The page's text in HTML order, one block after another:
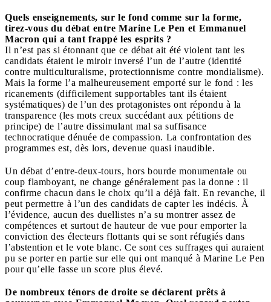
Quels enseignements, sur le fond comme sur la forme,
tirez-vous du débat entre Marine Le Pen et Emmanuel
Macron qui a tant frappé les esprits ?
Il n’est pas si étonnant que ce débat ait été violent tant les
candidats étaient le miroir inversé l’un de l’autre (identité
contre multiculturalisme, protectionnisme contre mondialisme).
Mais la forme l’a malheureusement emporté sur le fond : les
ricanements (difficilement supportables tant ils étaient
systématiques) de l’un des protagonistes ont répondu à la
transparence (les mots creux succédant aux pétitions de
principe) de l’autre dissimulant mal sa suffisance
technocratique dénuée de compassion. La confrontation des
programmes est, dès lors, devenue quasi inaudible.
Un débat d’entre-deux-tours, hors bourde monumentale ou
coup flamboyant, ne change généralement pas la donne : il
confirme chacun dans le choix qu’il a déjà fait. En revanche, il
peut permettre à l’un des candidats de capter les indécis. À
l’évidence, aucun des duellistes n’a su montrer assez de
compétences et surtout de hauteur de vue pour emporter la
conviction des électeurs flottants qui se sont réfugiés dans
l’abstention et le vote blanc. Ce sont ces suffrages qui auraient
pu se porter en partie sur elle qui ont manqué à Marine Le Pen
pour qu’elle fasse un score plus élevé.
De nombreux ténors de droite se déclarent prêts à